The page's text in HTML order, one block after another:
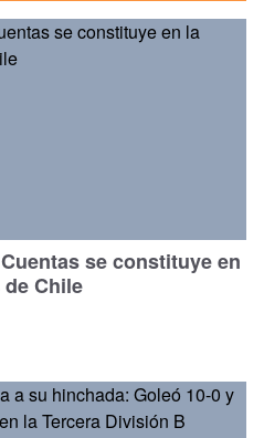
se constituye en
Chile